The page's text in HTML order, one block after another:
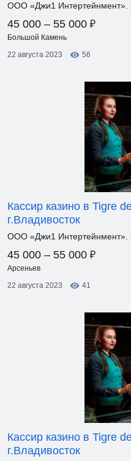
ООО «Джи1 Интертейнмент».
45 000 – 55 000 ₽
Большой Камень
22 августа 2023
56
Кассир казино в Tigre
г.Владивосток
ООО «Джи1 Интертейнмент».
45 000 – 55 000 ₽
Арсеньев
22 августа 2023
41
Кассир казино в Tigre
г.Владивосток